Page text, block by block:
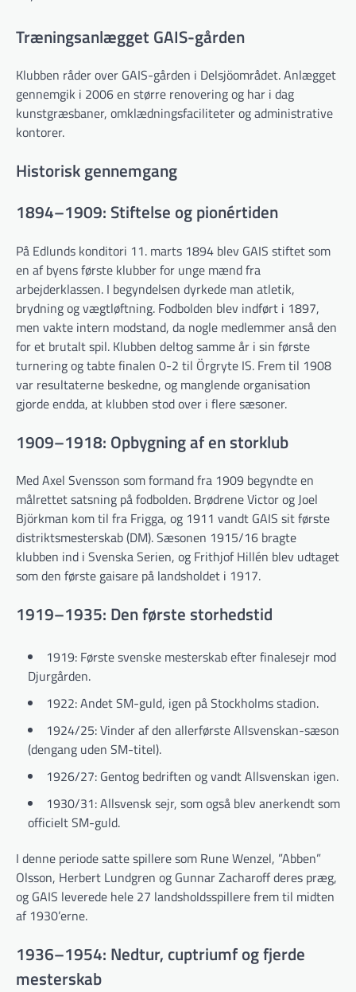
Træningsanlægget GAIS-gården
Klubben råder over GAIS-gården i Delsjöområdet. Anlægget
gennemgik i 2006 en større renovering og har i dag
kunstgræsbaner, omklædningsfaciliteter og administrative
kontorer.
Historisk gennemgang
1894–1909: Stiftelse og pionértiden
På Edlunds konditori 11. marts 1894 blev GAIS stiftet som
en af byens første klubber for unge mænd fra
arbejderklassen. I begyndelsen dyrkede man atletik,
brydning og vægtløftning. Fodbolden blev indført i 1897,
men vakte intern modstand, da nogle medlemmer anså den
for et brutalt spil. Klubben deltog samme år i sin første
turnering og tabte finalen 0-2 til Örgryte IS. Frem til 1908
var resultaterne beskedne, og manglende organisation
gjorde endda, at klubben stod over i flere sæsoner.
1909–1918: Opbygning af en storklub
Med Axel Svensson som formand fra 1909 begyndte en
målrettet satsning på fodbolden. Brødrene Victor og Joel
Björkman kom til fra Frigga, og 1911 vandt GAIS sit første
distriktsmesterskab (DM). Sæsonen 1915/16 bragte
klubben ind i Svenska Serien, og Frithjof Hillén blev udtaget
som den første gaisare på landsholdet i 1917.
1919–1935: Den første storhedstid
1919: Første svenske mesterskab efter finalesejr mod
Djurgården.
1922: Andet SM-guld, igen på Stockholms stadion.
1924/25: Vinder af den allerførste Allsvenskan-sæson
(dengang uden SM-titel).
1926/27: Gentog bedriften og vandt Allsvenskan igen.
1930/31: Allsvensk sejr, som også blev anerkendt som
officielt SM-guld.
I denne periode satte spillere som Rune Wenzel, ”Abben”
Olsson, Herbert Lundgren og Gunnar Zacharoff deres præg,
og GAIS leverede hele 27 landsholdsspillere frem til midten
af 1930’erne.
1936–1954: Nedtur, cuptriumf og fjerde
mesterskab